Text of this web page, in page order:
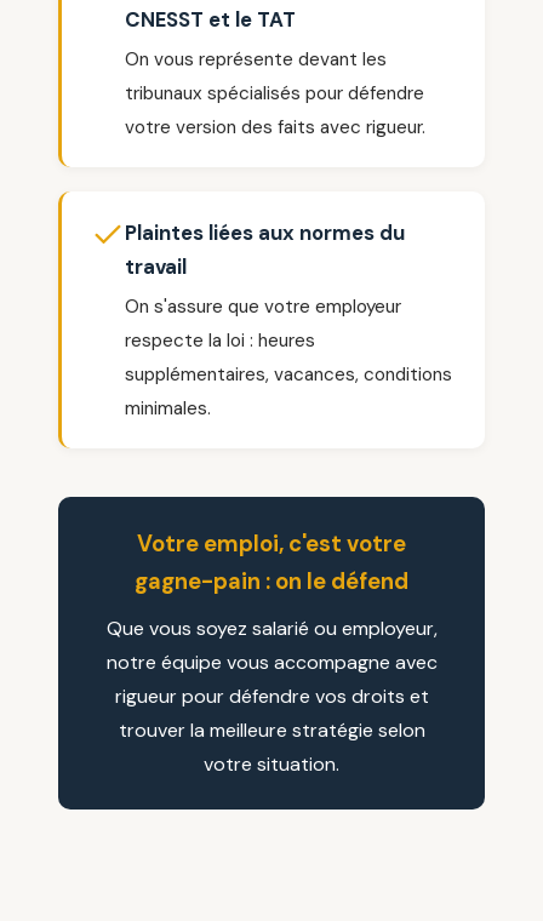
CNESST et le TAT
On vous représente devant les
tribunaux spécialisés pour défendre
votre version des faits avec rigueur.
Plaintes liées aux normes du
travail
On s'assure que votre employeur
respecte la loi : heures
supplémentaires, vacances, conditions
minimales.
Votre emploi, c'est votre
gagne-pain : on le défend
Que vous soyez salarié ou employeur,
notre équipe vous accompagne avec
rigueur pour défendre vos droits et
trouver la meilleure stratégie selon
votre situation.